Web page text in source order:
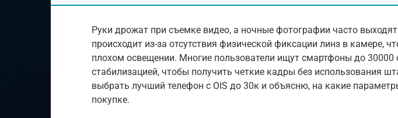
Руки дрожат при съемке видео, а ночные фотографии часто
происходит из-за отсутствия физической фиксации линз в камере,
плохом освещении. Многие пользователи ищут смартфоны до 30000
стабилизацией, чтобы получить четкие кадры без использования
выбрать лучший телефон с OIS до 30к и объясню, на какие
покупке.